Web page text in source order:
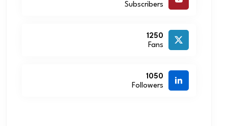
Subscribers
1250
Fans
1050
Followers